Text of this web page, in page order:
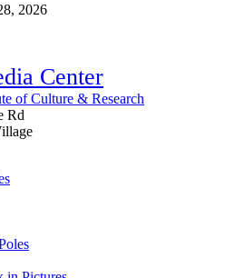
2026
Center
of Culture & Research
Rd